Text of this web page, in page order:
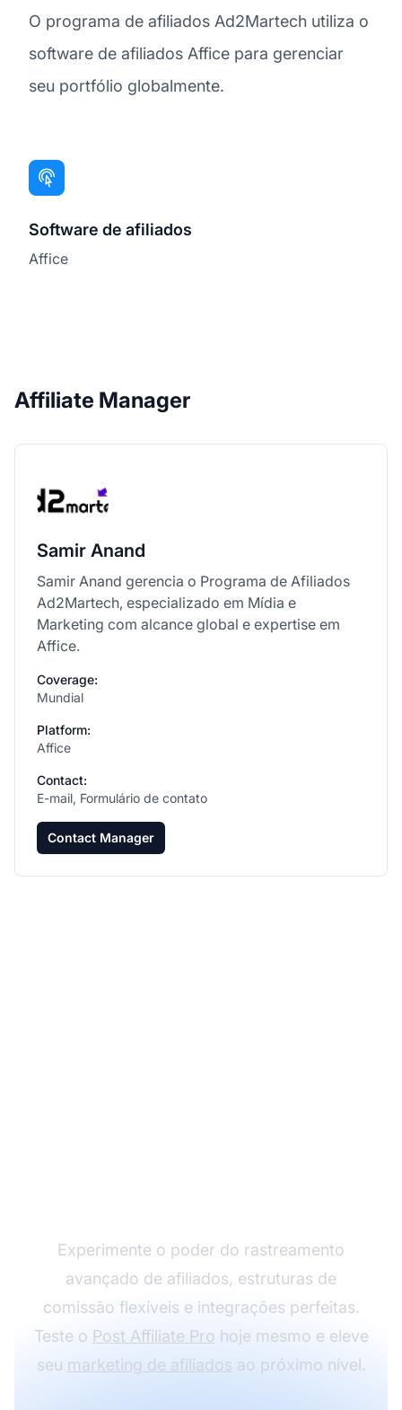
O programa de afiliados Ad2Martech utiliza o
software de afiliados Affice para gerenciar
seu portfólio globalmente.
Software de afiliados
Affice
Affiliate Manager
Samir Anand
Samir Anand gerencia o Programa de Afiliados
Ad2Martech, especializado em Mídia e
Marketing com alcance global e expertise em
Affice.
Coverage:
Mundial
Platform:
Affice
Contact:
E-mail, Formulário de contato
Contact Manager
Experimente o poder do rastreamento
avançado de afiliados, estruturas de
comissão flexíveis e integrações perfeitas.
Teste o Post Affiliate Pro hoje mesmo e eleve
seu marketing de afiliados ao próximo nível.